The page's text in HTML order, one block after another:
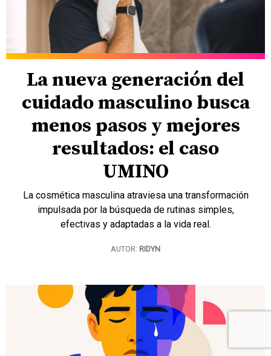
La nueva generación del
cuidado masculino busca
menos pasos y mejores
resultados: el caso
UMINO
La cosmética masculina atraviesa una transformación
impulsada por la búsqueda de rutinas simples,
efectivas y adaptadas a la vida real.
AUTOR: RIDYN